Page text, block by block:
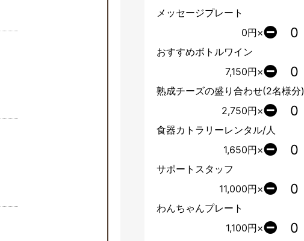
メッセージプレート
0円×
おすすめボトルワイン
7,150円×
熟成チーズの盛り合わせ(2名様分)
2,750円×
食器カトラリーレンタル/人
1,650円×
サポートスタッフ
11,000円×
わんちゃんプレート
1,100円×